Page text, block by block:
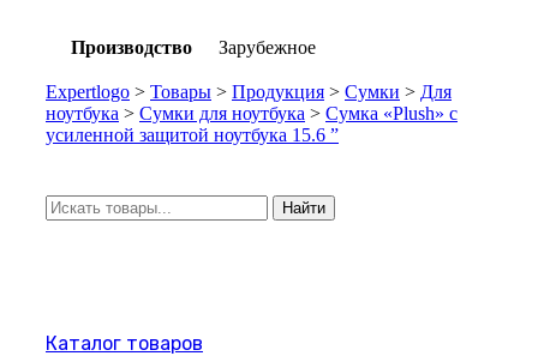
Производство Зарубежное
Expertlogo > Товары > Продукция > Сумки > Для
ноутбука > Сумки для ноутбука > Сумка «Plush» c
усиленной защитой ноутбука 15.6 ”
Искать: Найти
Каталог товаров